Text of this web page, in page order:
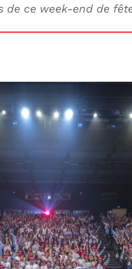
ce week-end de